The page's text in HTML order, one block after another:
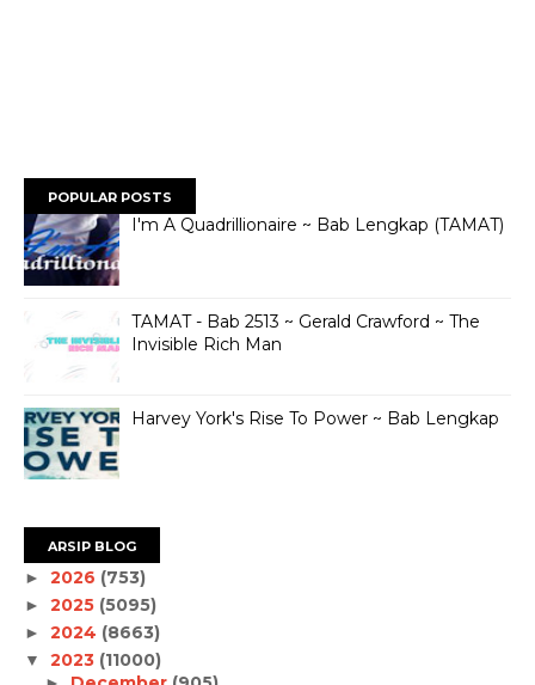
POPULAR POSTS
I'm A Quadrillionaire ~ Bab Lengkap (TAMAT)
TAMAT - Bab 2513 ~ Gerald Crawford ~ The
Invisible Rich Man
Harvey York's Rise To Power ~ Bab Lengkap
ARSIP BLOG
► 2026 (753)
► 2025 (5095)
► 2024 (8663)
▼ 2023 (11000)